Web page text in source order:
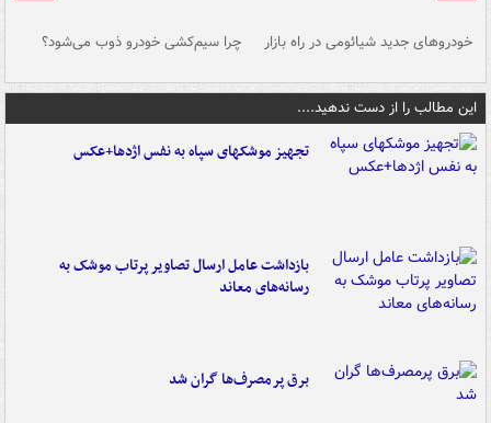
خودروهای جدید شیائومی در راه بازار چرا سیم‌کشی خودرو ذوب می‌شود؟
این مطالب را از دست ندهید....
تجهیز موشکهای سپاه به نفس اژدها+عکس
بازداشت عامل ارسال تصاویر پرتاب موشک به
رسانه‌های معاند
برق پرمصرف‌ها گران شد